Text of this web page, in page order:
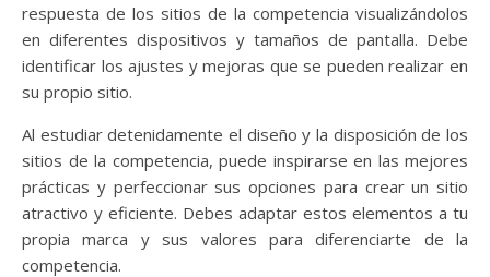
respuesta de los sitios de la competencia visualizándolos
en diferentes dispositivos y tamaños de pantalla. Debe
identificar los ajustes y mejoras que se pueden realizar en
su propio sitio.
Al estudiar detenidamente el diseño y la disposición de los
sitios de la competencia, puede inspirarse en las mejores
prácticas y perfeccionar sus opciones para crear un sitio
atractivo y eficiente. Debes adaptar estos elementos a tu
propia marca y sus valores para diferenciarte de la
competencia.